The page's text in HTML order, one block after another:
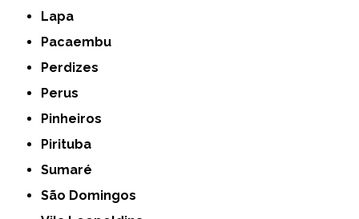
Lapa
Pacaembu
Perdizes
Perus
Pinheiros
Pirituba
Sumaré
São Domingos